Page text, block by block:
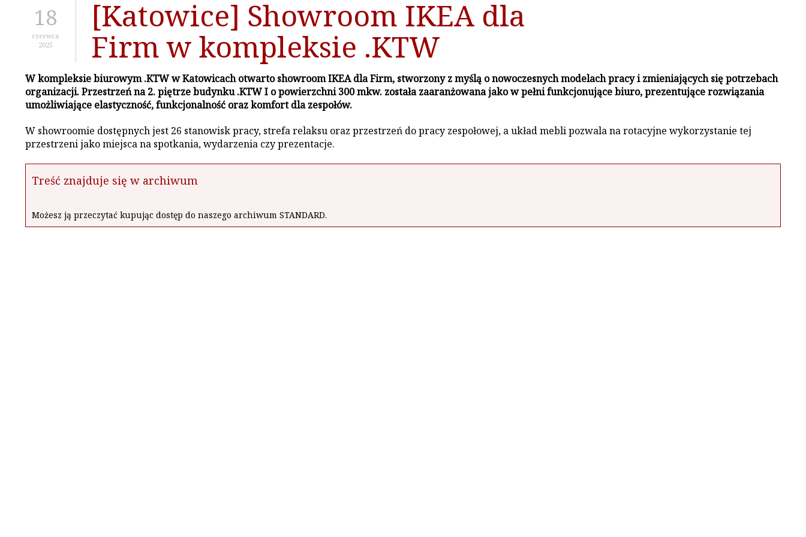
[Katowice] Showroom IKEA dla
Firm w kompleksie .KTW
18
czerwca
2025
W kompleksie biurowym .KTW w Katowicach otwarto showroom IKEA dla Firm, stworzony z myślą o nowoczesnych modelach pracy i zmieniających się potrzebach
organizacji. Przestrzeń na 2. piętrze budynku .KTW I o powierzchni 300 mkw. została zaaranżowana jako w pełni funkcjonujące biuro, prezentujące rozwiązania
umożliwiające elastyczność, funkcjonalność oraz komfort dla zespołów.
W showroomie dostępnych jest 26 stanowisk pracy, strefa relaksu oraz przestrzeń do pracy zespołowej, a układ mebli pozwala na rotacyjne wykorzystanie tej
przestrzeni jako miejsca na spotkania, wydarzenia czy prezentacje.
Treść znajduje się w archiwum
Możesz ją przeczytać kupując dostęp do naszego archiwum STANDARD.